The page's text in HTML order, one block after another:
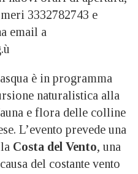
3332782743 e
email a
è in programma
naturalistica alla
e flora delle colline
L’evento prevede una
Costa del Vento, una
del costante vento